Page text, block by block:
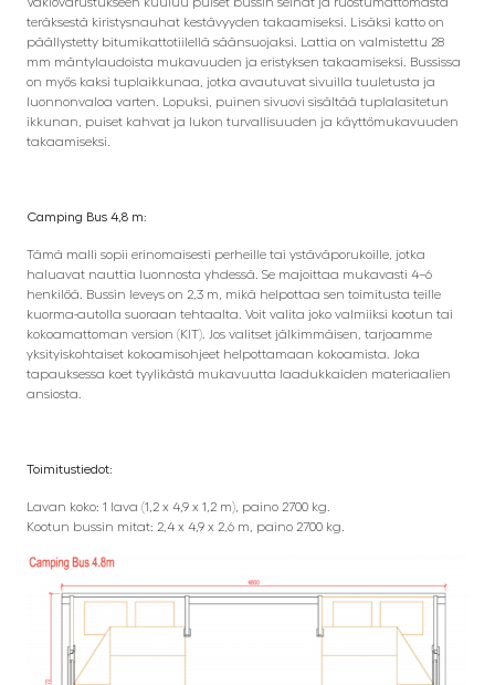
Vakiovarustukseen kuuluu puiset bussin seinät ja ruostumattomasta
teräksestä kiristysnauhat kestävyyden takaamiseksi. Lisäksi katto on
päällystetty bitumikattotiilellä säänsuojaksi. Lattia on valmistettu 28
mm mäntylaudoista mukavuuden ja eristyksen takaamiseksi. Bussissa
on myös kaksi tuplaikkunaa, jotka avautuvat sivuilla tuuletusta ja
luonnonvaloa varten. Lopuksi, puinen sivuovi sisältää tuplalasitetun
ikkunan, puiset kahvat ja lukon turvallisuuden ja käyttömukavuuden
takaamiseksi.
Camping Bus 4,8 m:
Tämä malli sopii erinomaisesti perheille tai ystäväporukoille, jotka
haluavat nauttia luonnosta yhdessä. Se majoittaa mukavasti 4–6
henkilöä. Bussin leveys on 2,3 m, mikä helpottaa sen toimitusta teille
kuorma-autolla suoraan tehtaalta. Voit valita joko valmiiksi kootun tai
kokoamattoman version (KIT). Jos valitset jälkimmäisen, tarjoamme
yksityiskohtaiset kokoamisohjeet helpottamaan kokoamista. Joka
tapauksessa koet tyylikästä mukavuutta laadukkaiden materiaalien
ansiosta.
Toimitustiedot:
Lavan koko: 1 lava (1,2 x 4,9 x 1,2 m), paino 2700 kg.
Kootun bussin mitat: 2,4 x 4,9 x 2,6 m, paino 2700 kg.